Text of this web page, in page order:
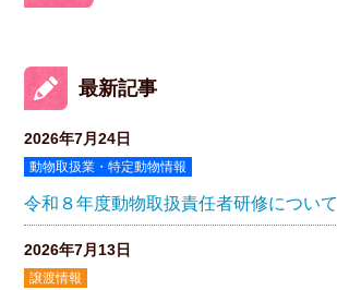
最新記事
2026年7月24日
動物取扱業・特定動物情報
令和８年度動物取扱責任者研修について
2026年7月13日
譲渡情報